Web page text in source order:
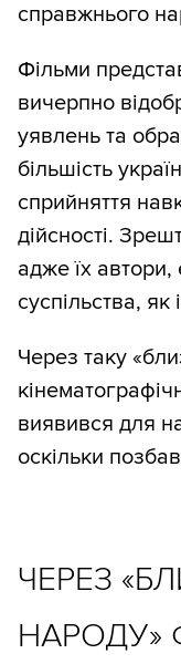
справжнього
Фільми
вичерпно
уявлень та
більшість
сприйняття
дійсності.
адже їх
суспільства,
Через таку
виявився для
оскільки
ЧЕРЕЗ
НАРОДУ»